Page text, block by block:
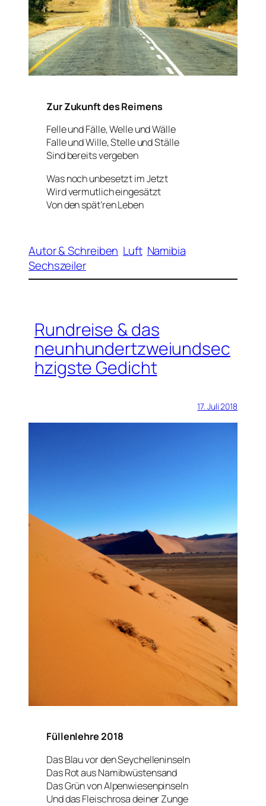
Zur Zukunft des Reimens
Felle und Fälle, Welle und Wälle
Falle und Wille, Stelle und Ställe
Sind bereits vergeben
Was noch unbesetzt im Jetzt
Wird vermutlich eingesätzt
Von den spät’ren Leben
Autor & Schreiben Luft Namibia
Sechszeiler
Rundreise & das
neunhundertzweiundsec
hzigste Gedicht
17. Juli 2018
Füllenlehre 2018
Das Blau vor den Seychelleninseln
Das Rot aus Namibwüstensand
Das Grün von Alpenwiesenpinseln
Und das Fleischrosa deiner Zunge